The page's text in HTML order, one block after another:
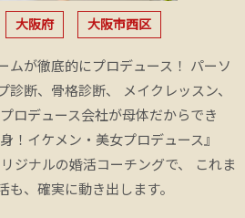
大阪府 大阪市西区
ムが徹底的にプロデュース！ パーソ
診断、骨格診断、 メイクレッスン、
ロデュース会社が母体だからでき
！イケメン・美女プロデュース』
ジナルの婚活コーチングで、 これま
、確実に動き出します。